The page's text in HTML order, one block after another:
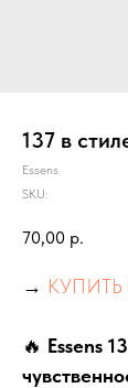
137 в
Essens
SKU:
70,00 р.
→
🔥 Essens